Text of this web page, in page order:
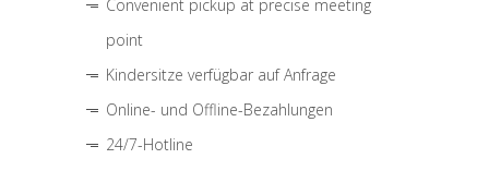
Convenient pickup at precise meeting
point
Kindersitze verfügbar auf Anfrage
Online- und Offline-Bezahlungen
24/7-Hotline